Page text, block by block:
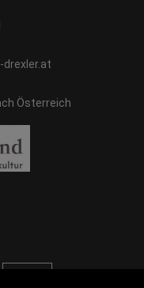
drexler.at
Österreich